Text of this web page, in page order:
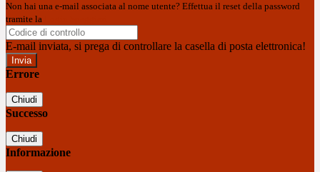
Non hai una e-mail associata al nome utente? Effettua il reset della password
tramite la
E-mail inviata, si prega di controllare la casella di posta elettronica!
Errore
Chiudi
Successo
Chiudi
Informazione